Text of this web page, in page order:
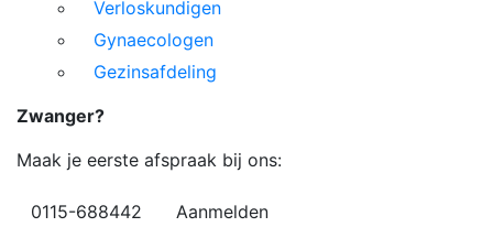
Verloskundigen
Gynaecologen
Gezinsafdeling
Zwanger?
Maak je eerste afspraak bij ons:
0115-688442 Aanmelden